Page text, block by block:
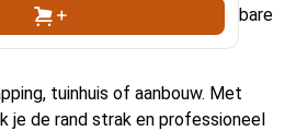
voor een stevige en betrouwbare
tuinhuis of aanbouw. Met
je de rand strak en professioneel